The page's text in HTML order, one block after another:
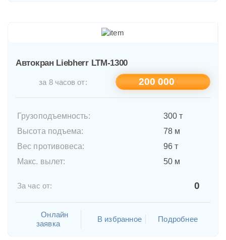
Автокран Liebherr LTM-1300
за 8 часов от: 200 000
Грузоподъемность:
300 т
Высота подъема:
78 м
Вес противовеса:
96 т
Макс. вылет:
50 м
За час от: 0
Онлайн
заявка
В избранное Подробнее